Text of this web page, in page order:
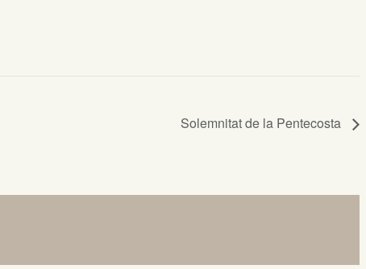
Solemnitat de la Pentecosta